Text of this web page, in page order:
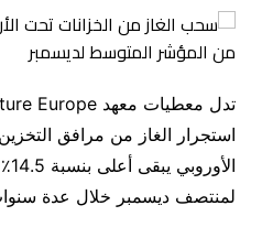
استجرار الغاز من مرافق
لمنتصف ديسمبر خلال عدة